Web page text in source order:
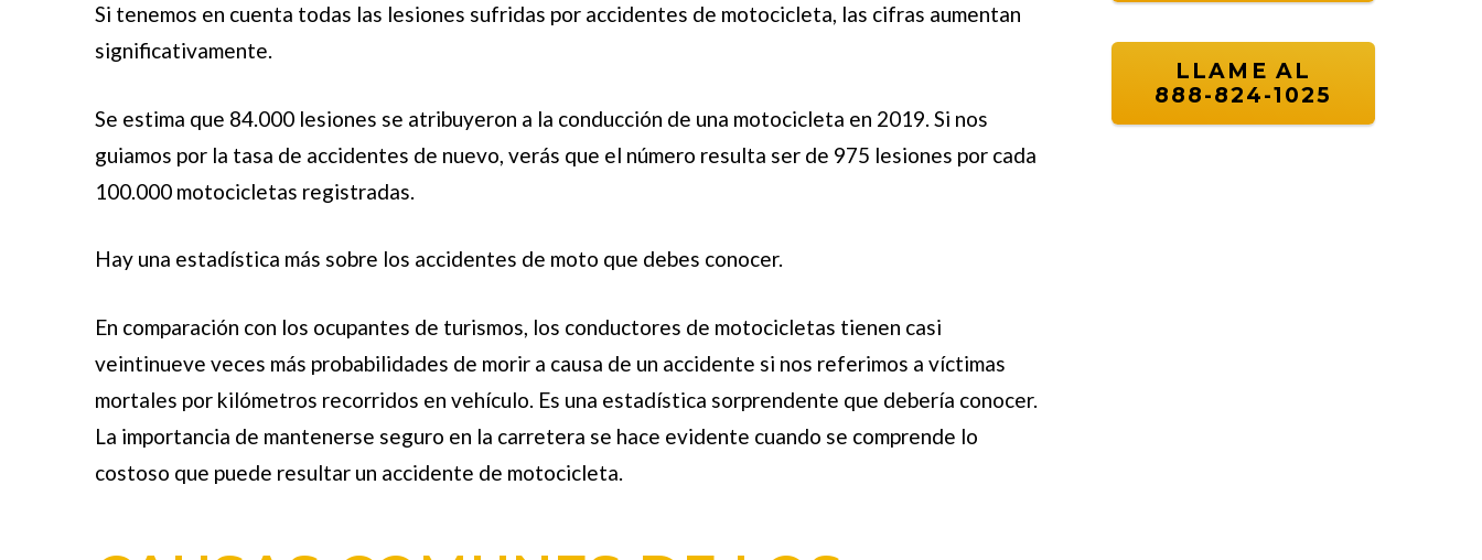
Si tenemos en cuenta todas las lesiones sufridas por accidentes de motocicleta, las cifras aumentan
significativamente.
Se estima que 84.000 lesiones se atribuyeron a la conducción de una motocicleta en 2019. Si nos
guiamos por la tasa de accidentes de nuevo, verás que el número resulta ser de 975 lesiones por cada
100.000 motocicletas registradas.
Hay una estadística más sobre los accidentes de moto que debes conocer.
En comparación con los ocupantes de turismos, los conductores de motocicletas tienen casi
veintinueve veces más probabilidades de morir a causa de un accidente si nos referimos a víctimas
mortales por kilómetros recorridos en vehículo. Es una estadística sorprendente que debería conocer.
La importancia de mantenerse seguro en la carretera se hace evidente cuando se comprende lo
costoso que puede resultar un accidente de motocicleta.
LLAME AL
888-824-1025